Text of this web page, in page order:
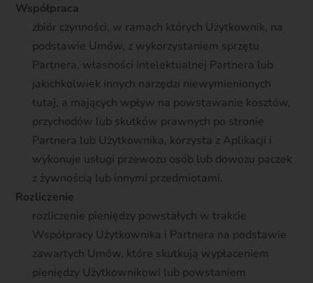
Współpraca
zbiór czynności, w ramach których Użytkownik, na
podstawie Umów, z wykorzystaniem sprzętu
Partnera, własności intelektualnej Partnera lub
jakichkolwiek innych narzędzi niewymienionych
tutaj, a mających wpływ na powstawanie kosztów,
przychodów lub skutków prawnych po stronie
Partnera lub Użytkownika, korzysta z Aplikacji i
wykonuje usługi przewozu osób lub dowozu paczek
z żywnością lub innymi przedmiotami.
Rozliczenie
rozliczenie pieniędzy powstałych w trakcie
Współpracy Użytkownika i Partnera na podstawie
zawartych Umów, które skutkują wypłaceniem
pieniędzy Użytkownikowi lub powstaniem